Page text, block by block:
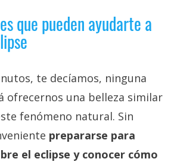
que pueden ayudarte a
te decíamos, ninguna
ofrecernos una belleza similar
fenómeno natural. Sin
prepararse para
el eclipse y conocer cómo